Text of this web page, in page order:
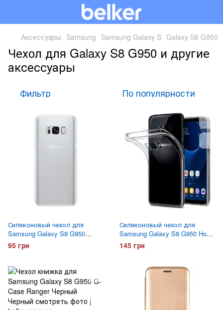
Аксессуары Samsung Samsung Galaxy S Galaxy S8 G950
Чехол для Galaxy S8 G950 и другие
аксессуары
Фильтр По популярности
Силиконовый чехол для
Samsung Galaxy S8 G950
прозрачный
95 грн
Силиконовый чехол для
Samsung Galaxy S8 G950 Hoco
Air Case прозрачный
145 грн